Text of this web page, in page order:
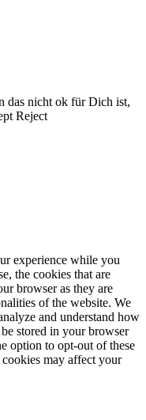
das nicht ok für Dich ist,
Reject
experience while you
the cookies that are
browser as they are
of the website. We
and understand how
stored in your browser
option to opt-out of these
may affect your